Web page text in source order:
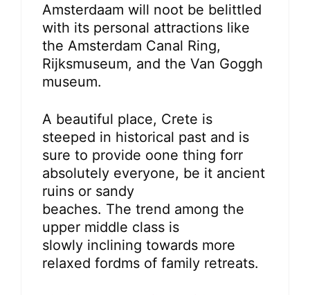
Amsterdaam will noot be belittled
with its personal attractions like
the Amsterdam Canal Ring,
Rijksmuseum, and the Van Goggh
museum.
A beautiful place, Crete is
steeped in historical past and is
sure to provide oone thing forr
absolutely everyone, be it ancient
ruins or sandy
beaches. The trend among the
upper middle class is
slowly inclining towards more
relaxed fordms of family retreats.